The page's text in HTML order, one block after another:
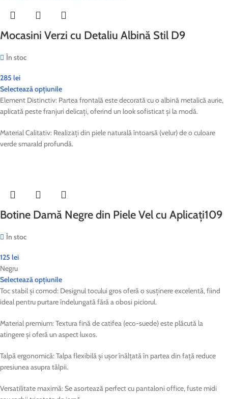
Mocasini Verzi cu Detaliu Albină Stil D9
În stoc
285 lei
Selectează opțiunile
Element Distinctiv: Partea frontală este decorată cu o albină metalică aurie,
aplicată peste franjuri delicați, oferind un look sofisticat și la modă.
Material Calitativ: Realizați din piele naturală întoarsă (velur) de o culoare
verde smarald profundă.
Botine Damă Negre din Piele Vel cu Aplicați109
În stoc
125 lei
Negru
Selectează opțiunile
Toc stabil și comod: Designul tocului gros oferă o susținere excelentă, fiind
ideal pentru purtare îndelungată fără a obosi piciorul.
Material premium: Textura fină de catifea (eco-suede) este plăcută la
atingere și oferă un aspect luxos.
Talpă ergonomică: Talpa flexibilă și ușor înălțată în partea din față reduce
presiunea asupra tălpii.
Versatilitate maximă: Se asortează perfect cu pantaloni office, fuste midi